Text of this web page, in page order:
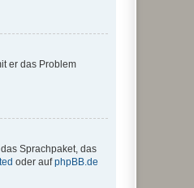
er das Problem
Sprachpaket, das
oder aufphpBB.de